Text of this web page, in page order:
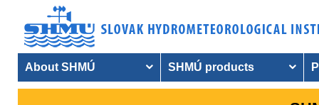
About SHMÚ SHMÚ products